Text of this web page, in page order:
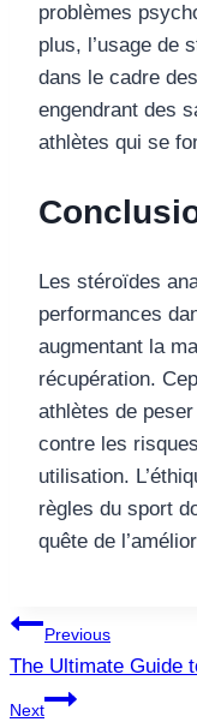
problèmes
plus, l’usage de
dans le cadre
engendrant des
athlètes qui se
Les stéroïdes
performances
augmentant la
récupération.
athlètes de
contre les
utilisation.
règles du sport
quête de
แนะแนว
เรื่อง
Previous
The Ultimate Guide
Next